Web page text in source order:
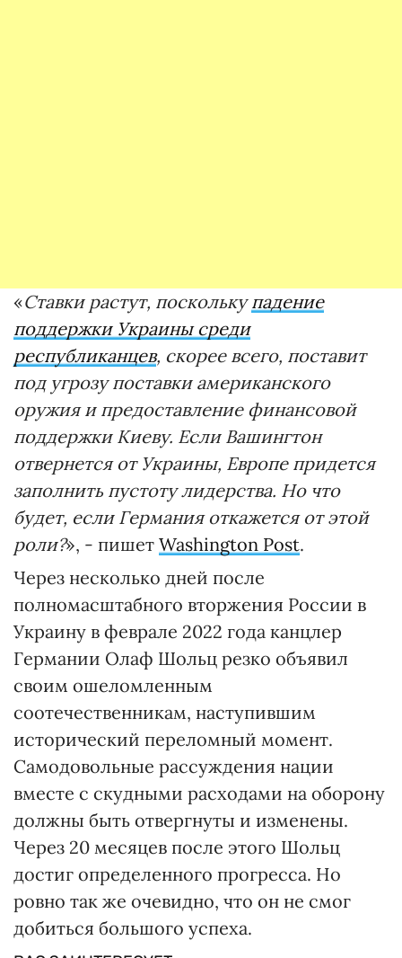
«Ставки растут, посколькупадение
поддержки Украины среди
республиканцев, скорее всего, поставит
под угрозу поставки американского
оружия и предоставление финансовой
поддержки Киеву. Если Вашингтон
отвернется от Украины, Европе придется
заполнить пустоту лидерства. Но что
будет, если Германия откажется от этой
роли?», - пишет Washington Post.
Через несколько дней после
полномасштабного вторжения России в
Украину в феврале 2022 года канцлер
Германии Олаф Шольц резко объявил
своим ошеломленным
соотечественникам, наступившим
исторический переломный момент.
Самодовольные рассуждения нации
вместе с скудными расходами на оборону
должны быть отвергнуты и изменены.
Через 20 месяцев после этого Шольц
достиг определенного прогресса. Но
ровно так же очевидно, что он не смог
добиться большого успеха.